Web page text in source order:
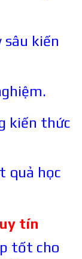
sâu kiến
kiến thức
quả học
tín
tốt cho